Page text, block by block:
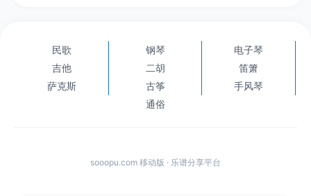
民歌 钢琴
电子琴
吉他
二胡
笛箫
萨克斯
古筝
手风琴
通俗
sooopu.com 移动版 · 乐谱分享平台